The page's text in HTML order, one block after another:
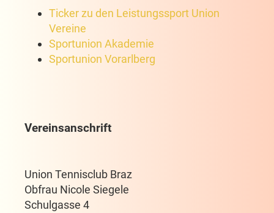
Ticker zu den Leistungssport Union
Vereine
Sportunion Akademie
Sportunion Vorarlberg
Vereinsanschrift
Union Tennisclub Braz
Obfrau Nicole Siegele
Schulgasse 4